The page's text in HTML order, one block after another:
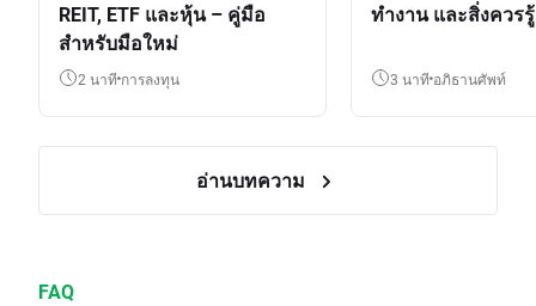
REIT, ETF และหุ้น – คู่มือ
สำหรับมือใหม่
2 นาที การลงทุน
ทำงาน และสิ่งควรรู้
3 นาที อภิธานศัพท์
อ่านบทความ
FAQ